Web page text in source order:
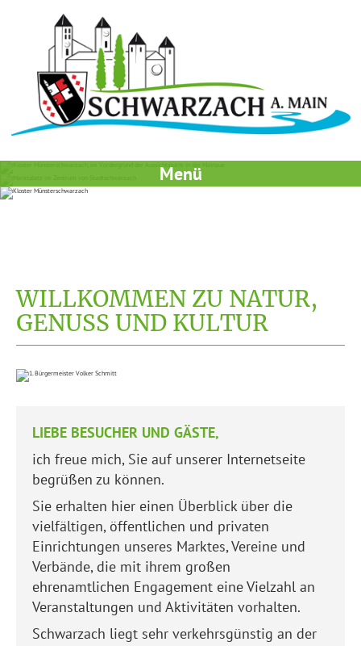
Menü
WILLKOMMEN ZU NATUR,
GENUSS UND KULTUR
LIEBE BESUCHER UND GÄSTE,
ich freue mich, Sie auf unserer Internetseite
begrüßen zu können.
Sie erhalten hier einen Überblick über die
vielfältigen, öffentlichen und privaten
Einrichtungen unseres Marktes, Vereine und
Verbände, die mit ihrem großen
ehrenamtlichen Engagement eine Vielzahl an
Veranstaltungen und Aktivitäten vorhalten.
Schwarzach liegt sehr verkehrsgünstig an der